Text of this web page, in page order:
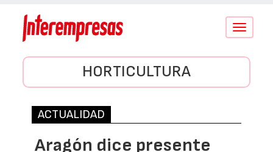
Conmutar
HORTICULTURA
ACTUALIDAD
Aragón dice presente